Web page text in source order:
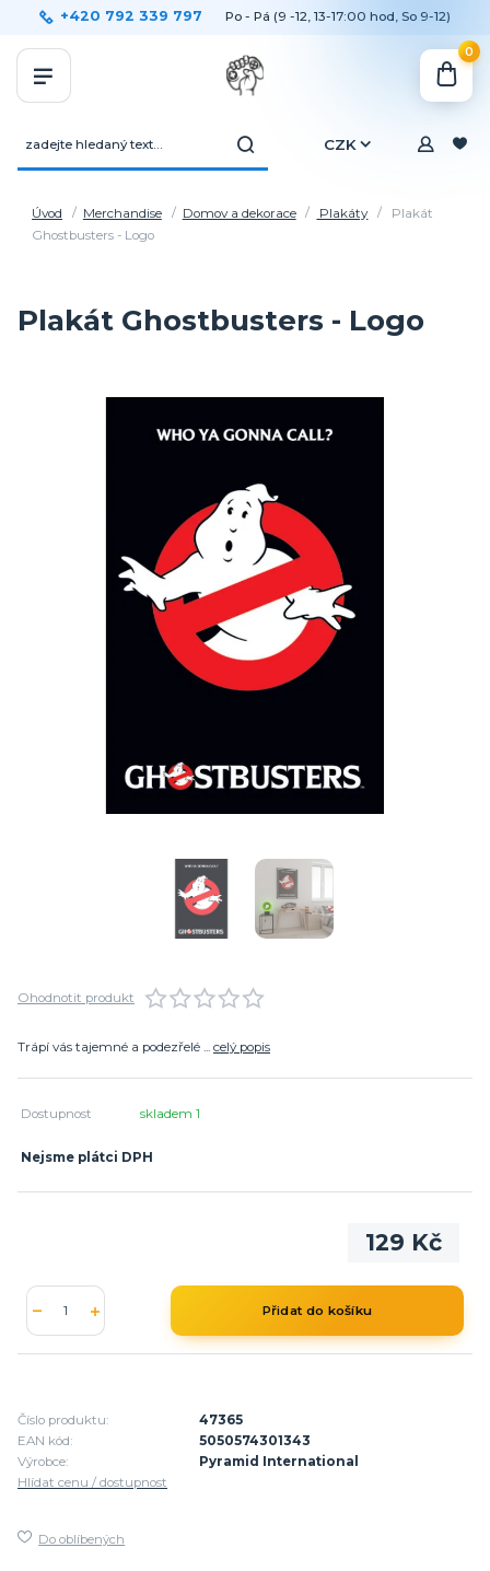
CZK
+420 792 339 797 Po - Pá (9 -12, 13-17:00 hod, So 9-12)
0
Úvod Merchandise Domov a dekorace Plakáty
Plakát
Ghostbusters - Logo
Plakát Ghostbusters - Logo
Ohodnotit produkt
Trápí vás tajemné a podezřelé ... celý popis
Dostupnost skladem 1
Nejsme plátci DPH
129 Kč
Přidat do košíku
Číslo produktu:
47365
EAN kód:
5050574301343
Výrobce:
Pyramid International
Hlídat cenu / dostupnost
Do oblíbených